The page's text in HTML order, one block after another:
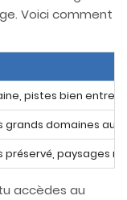
Voici comment
pistes bien
grands domaines au
préservé, paysages
accèdes au